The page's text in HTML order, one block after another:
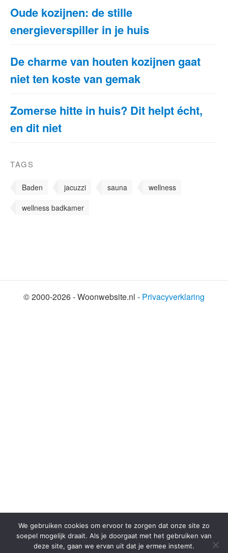
Oude kozijnen: de stille
energieverspiller in je huis
De charme van houten kozijnen gaat
niet ten koste van gemak
Zomerse hitte in huis? Dit helpt écht,
en dit niet
TAGS
Baden jacuzzi sauna
wellness
wellness badkamer
© 2000-2026 - Woonwebsite.nl - Privacyverklaring
We gebruiken cookies om ervoor te zorgen dat onze site zo
soepel mogelijk draait. Als je doorgaat met het gebruiken van
deze site, gaan we ervan uit dat je ermee instemt.